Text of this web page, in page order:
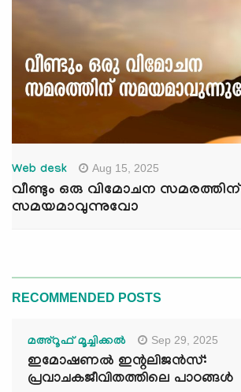
Web desk Aug 15, 2025
വീണ്ടും ഒരു വിമോചന സമരത്തിന്
സമയമാവുന്നുവോ
RECOMMENDED POSTS
മഅ്റൂഫ് മൂച്ചിക്കല്‍ Sep 29, 2025
ഇമോഷണൽ ഇന്റലിജൻസ്:
പ്രവാചകജീവിതത്തിലെ പാഠങ്ങൾ